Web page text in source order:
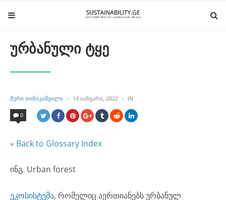
ურბანული ტყე
POSTED
BY
ᲛᲔᲠᲘ ᲗᲘᲜᲘᲙᲐᲨᲕᲘᲚᲘ 14 ᲘᲐᲜᲕᲐᲠᲘ, 2022 INPOSTED
IN
0
« Back to Glossary Index
ინგ. Urban forest
ეკოსისტემა, რომელიც აერთიანებს ურბანულ